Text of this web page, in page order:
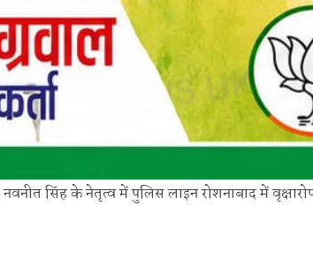
नवनीत सिंह के नेतृत्व में पुलिस लाइन रोशनाबाद में